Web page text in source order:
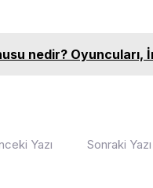
nedir? Oyuncuları,
Yazı Sonraki